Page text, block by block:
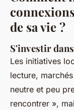
de sa vie ?
S'investir
Les initiatives
lecture,
neutre et peu
rencontrer »,